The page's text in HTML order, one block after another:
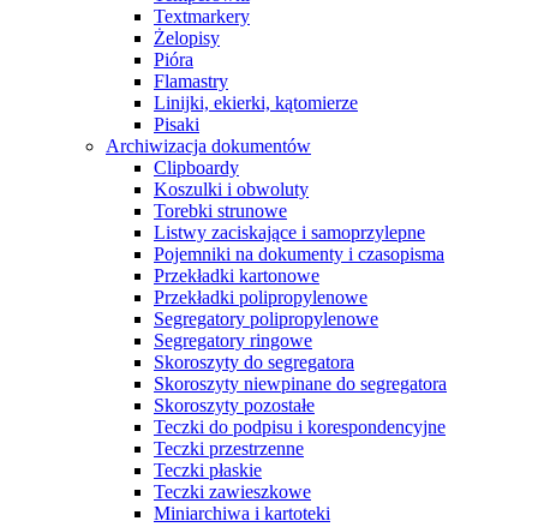
Textmarkery
Żelopisy
Pióra
Flamastry
Linijki, ekierki, kątomierze
Pisaki
Archiwizacja dokumentów
Clipboardy
Koszulki i obwoluty
Torebki strunowe
Listwy zaciskające i samoprzylepne
Pojemniki na dokumenty i czasopisma
Przekładki kartonowe
Przekładki polipropylenowe
Segregatory polipropylenowe
Segregatory ringowe
Skoroszyty do segregatora
Skoroszyty niewpinane do segregatora
Skoroszyty pozostałe
Teczki do podpisu i korespondencyjne
Teczki przestrzenne
Teczki płaskie
Teczki zawieszkowe
Miniarchiwa i kartoteki